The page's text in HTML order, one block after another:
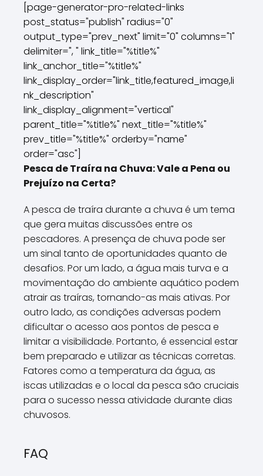
[page-generator-pro-related-links
post_status="publish" radius="0"
output_type="prev_next" limit="0" columns="1"
delimiter=", " link_title="%title%"
link_anchor_title="%title%"
link_display_order="link_title,featured_image,li
nk_description"
link_display_alignment="vertical"
parent_title="%title%" next_title="%title%"
prev_title="%title%" orderby="name"
order="asc"]
Pesca de Traíra na Chuva: Vale a Pena ou
Prejuízo na Certa?
A pesca de traíra durante a chuva é um tema
que gera muitas discussões entre os
pescadores. A presença de chuva pode ser
um sinal tanto de oportunidades quanto de
desafios. Por um lado, a água mais turva e a
movimentação do ambiente aquático podem
atrair as traíras, tornando-as mais ativas. Por
outro lado, as condições adversas podem
dificultar o acesso aos pontos de pesca e
limitar a visibilidade. Portanto, é essencial estar
bem preparado e utilizar as técnicas corretas.
Fatores como a temperatura da água, as
iscas utilizadas e o local da pesca são cruciais
para o sucesso nessa atividade durante dias
chuvosos.
FAQ